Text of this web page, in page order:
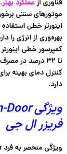
فناوری ازعملکرد
موتورهای سنتی
اینورتر خطی
کمپرسور خطی
کنترل دمای بهینه
دارد.
فریزر ال جی